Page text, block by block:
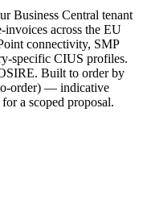
Business Central tenant
across the EU
connectivity, SMP
specific CIUS profiles.
Built to order by
order) — indicative
a scoped proposal.